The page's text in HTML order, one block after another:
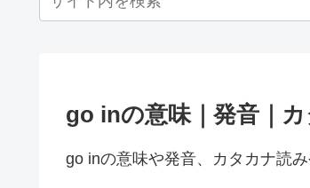
go inの意味｜発音｜
go inの意味や発音、カタカナ読